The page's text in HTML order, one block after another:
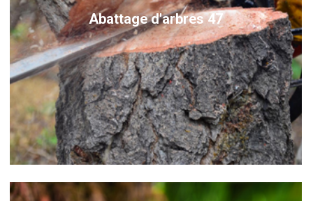
Abattage d'arbres 47